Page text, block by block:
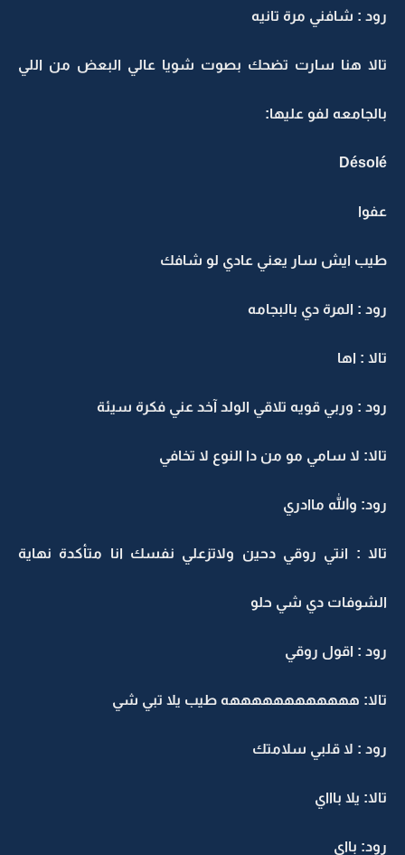
رود : شافني مرة تانيه
تالا هنا سارت تضحك بصوت شويا عالي البعض من اللي
بالجامعه لفو عليها:
Désolé
عفوا
طيب ايش سار يعني عادي لو شافك
رود : المرة دي بالبجامه
تالا : اها
رود : وربي قويه تلاقي الولد آخد عني فكرة سيئة
تالا: لا سامي مو من دا النوع لا تخافي
رود: والله ماادري
تالا : انتي روقي دحين ولاتزعلي نفسك انا متأكدة نهاية
الشوفات دي شي حلو
رود : اقول روقي
تالا: ههههههههههههه طيب يلا تبي شي
رود : لا قلبي سلامتك
تالا: يلا باااي
رود: بااي